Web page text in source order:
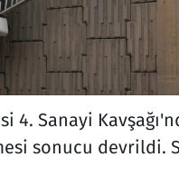
4. Sanayi
sonucu devrildi.